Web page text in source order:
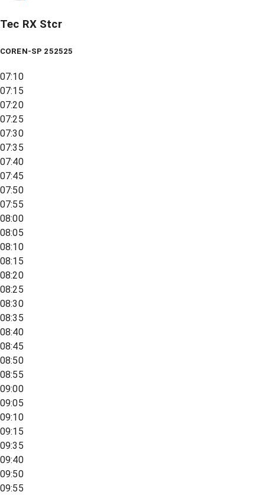
Tec RX Stcr
COREN-SP 252525
07:10
07:15
07:20
07:25
07:30
07:35
07:40
07:45
07:50
07:55
08:00
08:05
08:10
08:15
08:20
08:25
08:30
08:35
08:40
08:45
08:50
08:55
09:00
09:05
09:10
09:15
09:35
09:40
09:50
09:55